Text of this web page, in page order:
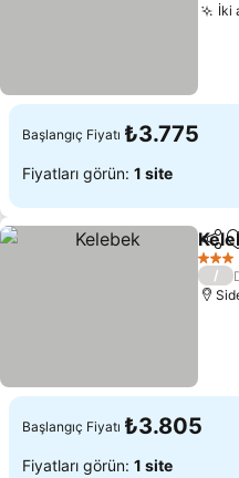
İki
Başlangıç Fiyatı ₺3.775
Fiyatları görün: 1 site
3 Yıldız
/
Başlangıç Fiyatı ₺3.805
Fiyatları görün: 1 site